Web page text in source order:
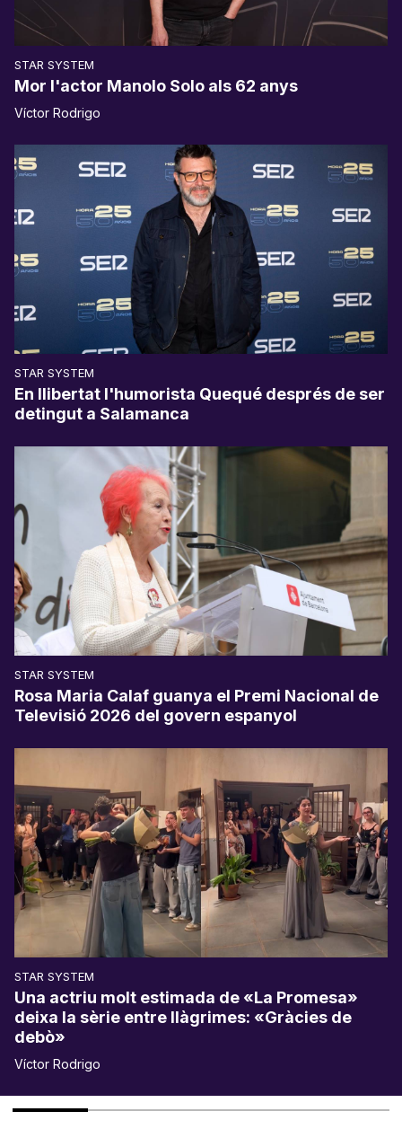
STAR SYSTEM
Mor l'actor Manolo Solo als 62 anys
Víctor Rodrigo
STAR SYSTEM
En llibertat l'humorista Quequé després de ser
detingut a Salamanca
STAR SYSTEM
Rosa Maria Calaf guanya el Premi Nacional de
Televisió 2026 del govern espanyol
STAR SYSTEM
Una actriu molt estimada de «La Promesa»
deixa la sèrie entre llàgrimes: «Gràcies de
debò»
Víctor Rodrigo